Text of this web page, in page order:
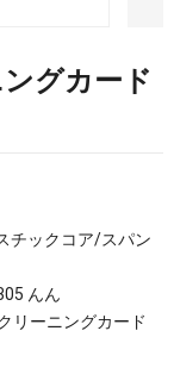
グカード
チックコア/スパン
んん
リーニングカード